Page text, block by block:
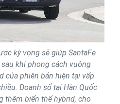
kỳ vọng sẽ giúp SantaFe
khi phong cách vuông
của phiên bản hiện tại vấp
Doanh số tại Hàn Quốc
thêm biến thể hybrid, cho